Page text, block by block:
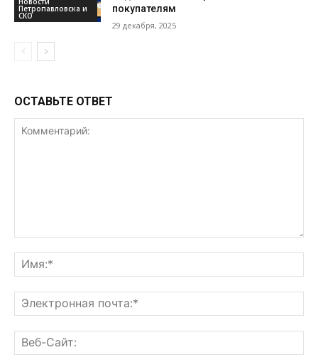
Петропавловска и
СКО
покупателям
29 декабря, 2025
ОСТАВЬТЕ ОТВЕТ